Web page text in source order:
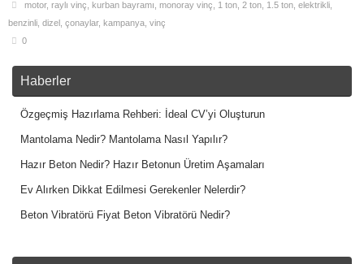
motor, raylı vinç kurban bayramı monoray vinç 1 ton, 2 ton, 1.5 ton, elektrikli,
benzinli dizel çonaylar, kampanya vinç
0
Haberler
Özgeçmiş Hazırlama Rehberi: İdeal CV’yi Oluşturun
Mantolama Nedir? Mantolama Nasıl Yapılır?
Hazır Beton Nedir? Hazır Betonun Üretim Aşamaları
Ev Alırken Dikkat Edilmesi Gerekenler Nelerdir?
Beton Vibratörü Fiyat Beton Vibratörü Nedir?